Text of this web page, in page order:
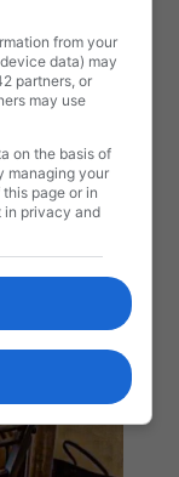
from your
data) may
partners, or
may use
on the basis of
managing your
page or in
in privacy and